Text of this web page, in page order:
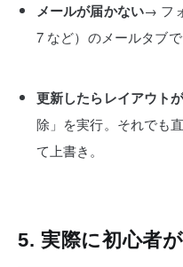
メールが届かない→ フ
7 など）のメールタブで
更新したらレイアウト
除」を実行。それでも
て上書き。
5. 実際に初心者